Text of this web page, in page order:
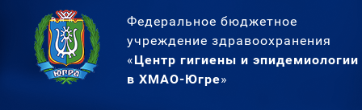
Федеральное бюджетное
учреждение здравоохранения
«Центр гигиены и эпидемиологии
в ХМАО-Югре»